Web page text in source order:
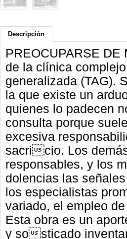
Descripción
PREOCUPARSE
de la clínica
generalizada (TAG).
la que existe un
quienes lo padecen
consulta porque
excesiva
sacricio. Los
responsables, y los
dolencias las
los especialistas
variado, el empleo
Esta obra es un
y sosticado